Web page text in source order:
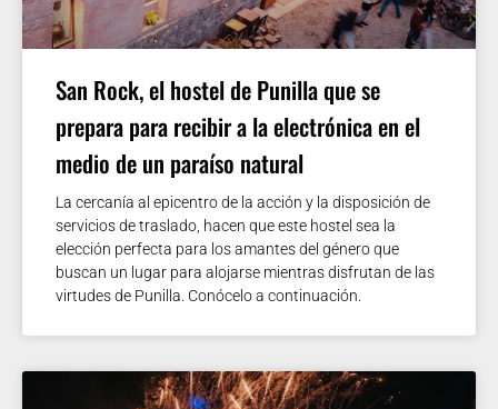
San Rock, el hostel de Punilla que se
prepara para recibir a la electrónica en el
medio de un paraíso natural
La cercanía al epicentro de la acción y la disposición de
servicios de traslado, hacen que este hostel sea la
elección perfecta para los amantes del género que
buscan un lugar para alojarse mientras disfrutan de las
virtudes de Punilla. Conócelo a continuación.